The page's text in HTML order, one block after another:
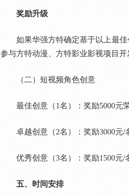
奖励升级
如果华强方特确定基于以上最佳
参与方特动漫、方特影业影视项目开
（二）短视频角色创意
最佳创意（1名）：奖励5000元
卓越创意（2名）：奖励3000元/
优秀创意（3名）：奖励1500元/
五、时间安排